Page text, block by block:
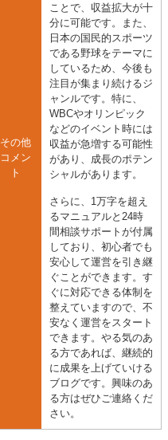
その他
コメン
ト
ことで、収益拡大が十
分に可能です。また、
日本の国民的スポーツ
である野球をテーマに
しているため、今後も
注目が集まり続けるジ
ャンルです。特に、
WBCやオリンピック
などのイベント時には
収益が急増する可能性
があり、成長のポテン
シャルがあります。
さらに、1万字を超え
るマニュアルと24時
間相談サポートが付属
しており、初心者でも
安心して運営を引き継
ぐことができます。す
ぐに対応できる体制を
整えていますので、不
安なく運営をスタート
できます。やる気のあ
る方であれば、継続的
に成果を上げていける
ブログです。興味のあ
る方はぜひご連絡くだ
さい。